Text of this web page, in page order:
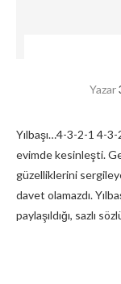
Yazar
Yılbaşı…4-3-2-1 4-
evimde kesinleşti.
güzelliklerini
davet olamazdı.
paylaşıldığı, sazlı